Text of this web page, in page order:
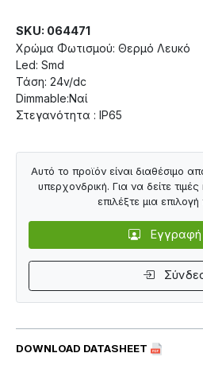
SKU: 064471
Χρώμα Φωτισμού: Θερμό Λευκό
Led: Smd
Τάση: 24v/dc
Dimmable:Ναί
Στεγανότητα : IP65
DOWNLOAD DATASHEET
Αυτό το προϊόν είναι διαθέσιμο
υπερχονδρική. Για να δείτε
επιλέξτε μια
Εγγραφή